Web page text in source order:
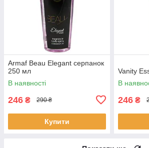
Armaf Beau Elegant серпанок
250 мл
В наявності
246 ₴ 290 ₴
Купити
Vanity
В
246 ₴